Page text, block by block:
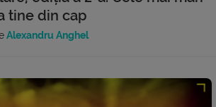
tine din cap
Alexandru Anghel